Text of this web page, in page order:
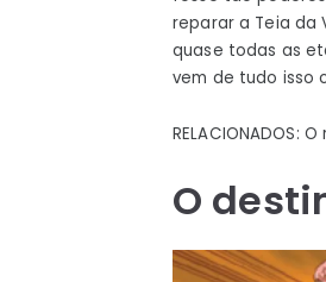
reparar a Teia da
quase todas as
vem de tudo isso
O